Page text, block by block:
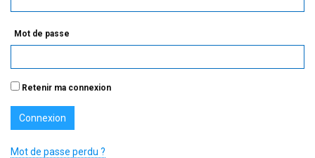
Mot de passe
Retenir ma connexion
Mot de passe perdu ?